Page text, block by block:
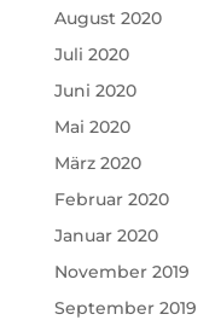
August 2020
Juli 2020
Juni 2020
Mai 2020
März 2020
Februar 2020
Januar 2020
November 2019
September 2019